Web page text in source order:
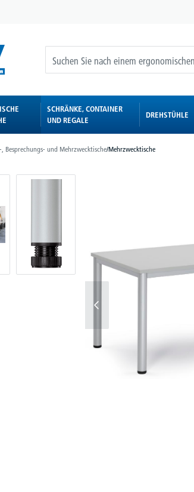
SCHRÄNKE, CONTAINER
UND REGALE
DREHSTÜHLE
Besprechungs- und Mehrzwecktische/Mehrzwecktische